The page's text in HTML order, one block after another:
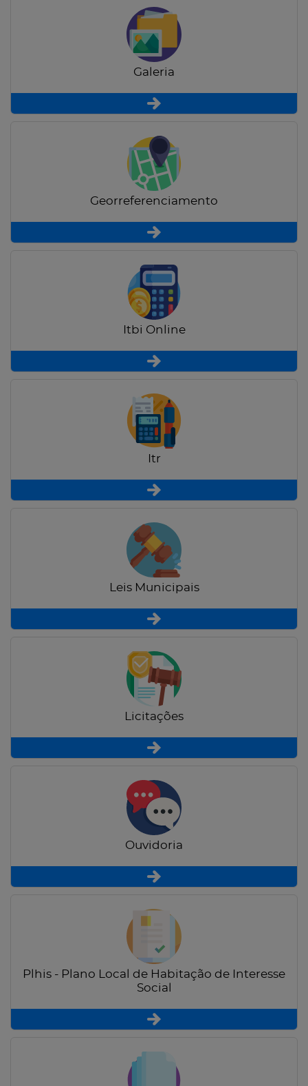
Galeria
Georreferenciamento
Itbi Online
Itr
Leis Municipais
Licitações
Ouvidoria
Plhis - Plano Local de Habitação de Interesse
Social